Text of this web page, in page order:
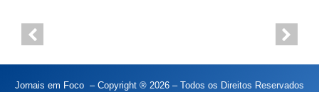
Jornais em Foco – Copyright ® 2026 – Todos os Direitos Reservados